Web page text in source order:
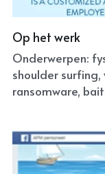
Op het werk
Onderwerpen:
shoulder
ransomware,